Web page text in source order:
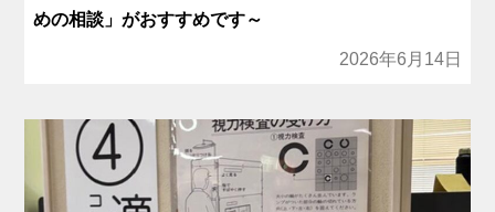
めの相談」がおすすめです～
2026年6月14日